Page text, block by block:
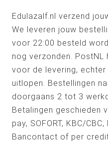
Edulazalf.nl verzend
We leveren jouw
voor 22:00 besteld
nog verzonden.
voor de levering,
uitlopen. Bestellingen
doorgaans 2 tot 3
Betalingen geschieden
pay, SOFORT, KBC/
Bancontact of per